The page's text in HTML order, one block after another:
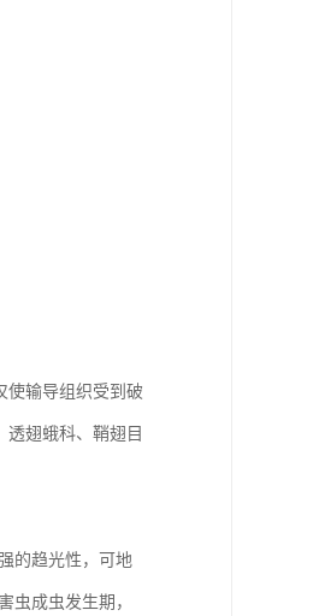
使输导组织受到破
翅蛾科、鞘翅目
的趋光性，可地
虫成虫发生期，